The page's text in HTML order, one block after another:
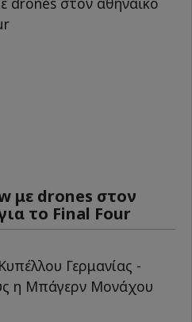
με drones στον
το Final Four